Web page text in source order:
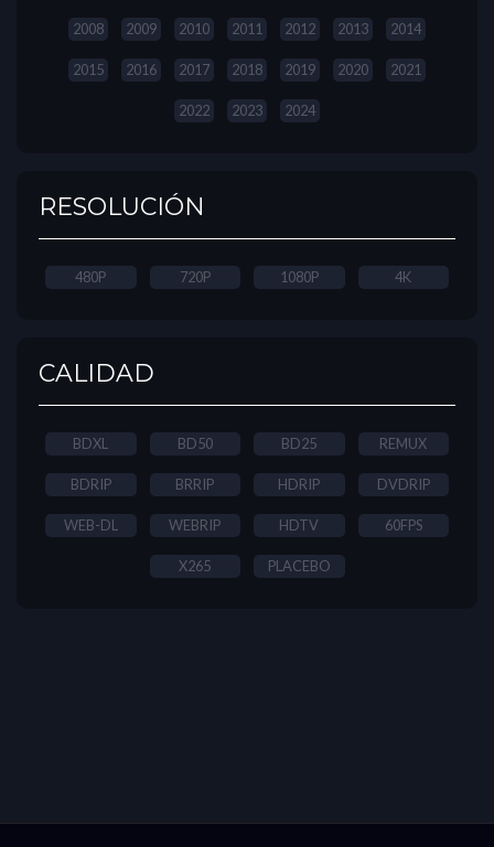
2008 2009 2010 2011 2012 2013 2014
2015 2016 2017 2018 2019 2020 2021
2022 2023 2024
RESOLUCIÓN
480P 720P 1080P 4K
CALIDAD
BDXL BD50 BD25 REMUX
BDRIP BRRIP HDRIP DVDRIP
WEB-DL WEBRIP HDTV 60FPS
X265 PLACEBO